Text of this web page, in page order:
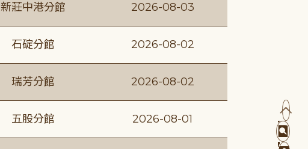
新莊中港分館 2026-08-03
石碇分館 2026-08-02
瑞芳分館 2026-08-02
五股分館 2026-08-01